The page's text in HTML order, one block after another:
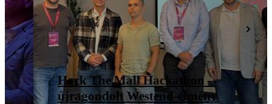
Hack The Mall Hackathon –
újragondolt Westend-élmény